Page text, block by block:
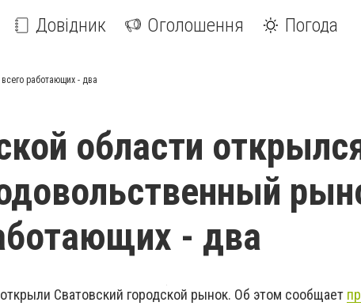
Довідник Оголошення Погода
работающих - два
области
- два
Сватовский городской рынок. Об этом сообщает